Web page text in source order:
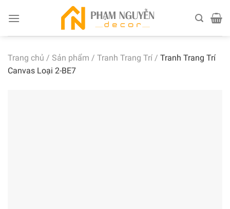
Trang chủ / Sản phẩm / Tranh Trang Trí / Tranh Trang Trí
Canvas Loại 2-BE7